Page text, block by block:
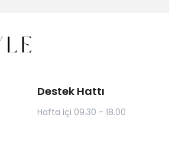
Destek Hattı
Hafta içi 09.30 - 18.00